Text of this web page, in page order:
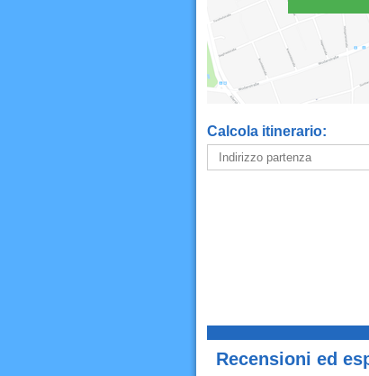
Calcola itinerario:
Recensioni ed